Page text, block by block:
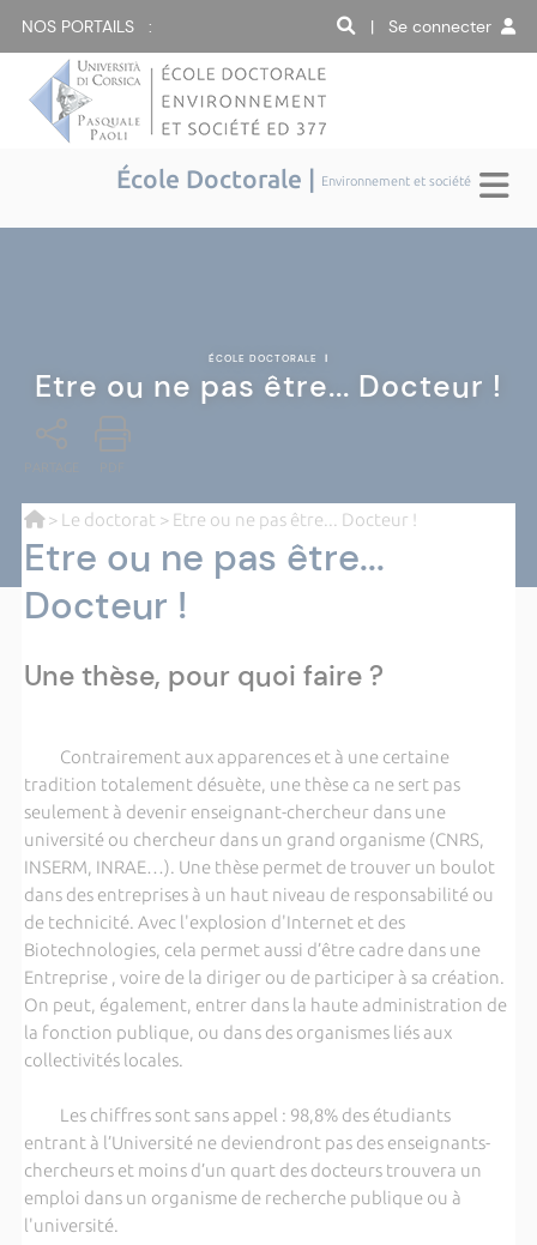
NOS PORTAILS : | Se connecter
École Doctorale | Environnement et société
ÉCOLE DOCTORALE |
Etre ou ne pas être... Docteur !
> Le doctorat > Etre ou ne pas être... Docteur !
Etre ou ne pas être...
Docteur !
Une thèse, pour quoi faire ?
Contrairement aux apparences et à une certaine
tradition totalement désuète, une thèse ca ne sert pas
seulement à devenir enseignant-chercheur dans une
université ou chercheur dans un grand organisme (CNRS,
INSERM, INRAE…). Une thèse permet de trouver un boulot
dans des entreprises à un haut niveau de responsabilité ou
de technicité. Avec l'explosion d'Internet et des
Biotechnologies, cela permet aussi d’être cadre dans une
Entreprise , voire de la diriger ou de participer à sa création.
On peut, également, entrer dans la haute administration de
la fonction publique, ou dans des organismes liés aux
collectivités locales.
Les chiffres sont sans appel : 98,8% des étudiants
entrant à l’Université ne deviendront pas des enseignants-
chercheurs et moins d’un quart des docteurs trouvera un
emploi dans un organisme de recherche publique ou à
l'université.